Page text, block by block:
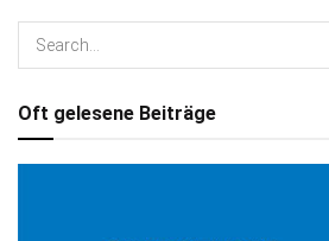
Oft gelesene Beiträge